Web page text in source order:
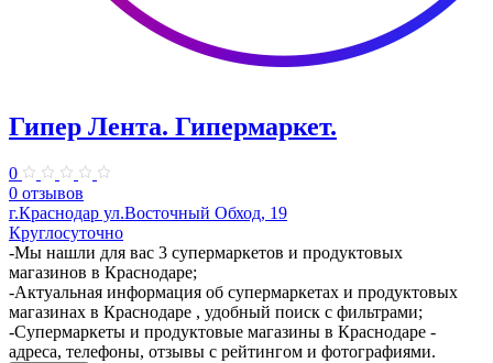
Гипер Лента. Гипермаркет.
0
0 отзывов
г.Краснодар ул.Восточный Обход, 19
Круглосуточно
​-Мы нашли для вас 3 супермаркетов и продуктовых
магазинов в Краснодаре;
-Актуальная информация об супермаркетах и продуктовых
магазинах в Краснодаре , удобный поиск с фильтрами;
-Супермаркеты и продуктовые магазины в Краснодаре -
адреса, телефоны, отзывы с рейтингом и фотографиями.